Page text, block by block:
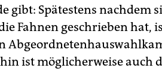
gibt: Spätestens nachdem
Fahnen geschrieben hat,
ist möglicherweise auch